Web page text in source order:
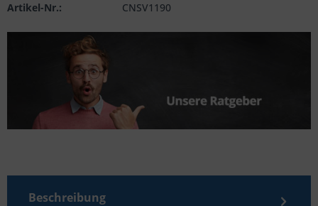
Artikel-Nr.: CNSV1190
Beschreibung